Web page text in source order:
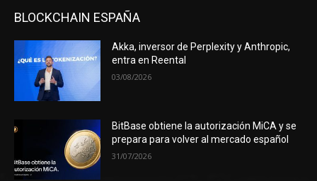
BLOCKCHAIN ESPAÑA
Akka, inversor de Perplexity y Anthropic,
entra en Reental
03/08/2026
BitBase obtiene la autorización MiCA y se
prepara para volver al mercado español
31/07/2026